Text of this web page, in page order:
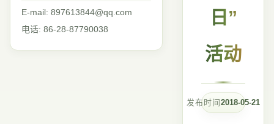
E-mail: 897613844@qq.com
电话: 86-28-87790038
日”
活动
发布时间2018-05-21